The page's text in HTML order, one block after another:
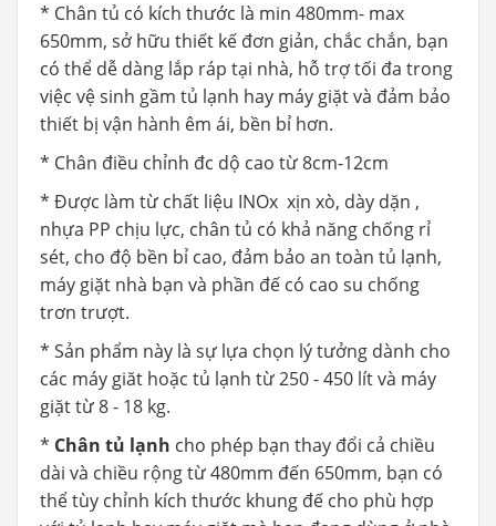
* Chân tủ có kích thước là min 480mm- max
650mm, sở hữu thiết kế đơn giản, chắc chắn, bạn
có thể dễ dàng lắp ráp tại nhà, hỗ trợ tối đa trong
việc vệ sinh gầm tủ lạnh hay máy giặt và đảm bảo
thiết bị vận hành êm ái, bền bỉ hơn.
* Chân điều chỉnh đc dộ cao từ 8cm-12cm
* Được làm từ chất liệu INOx xịn xò, dày dặn ,
nhựa PP chịu lực, chân tủ có khả năng chống rỉ
sét, cho độ bền bỉ cao, đảm bảo an toàn tủ lạnh,
máy giặt nhà bạn và phần đế có cao su chống
trơn trượt.
* Sản phẩm này là sự lựa chọn lý tưởng dành cho
các máy giăt hoặc tủ lạnh từ 250 - 450 lít và máy
giặt từ 8 - 18 kg.
* Chân tủ lạnh cho phép bạn thay đổi cả chiều
dài và chiều rộng từ 480mm đến 650mm, bạn có
thể tùy chỉnh kích thước khung đế cho phù hợp